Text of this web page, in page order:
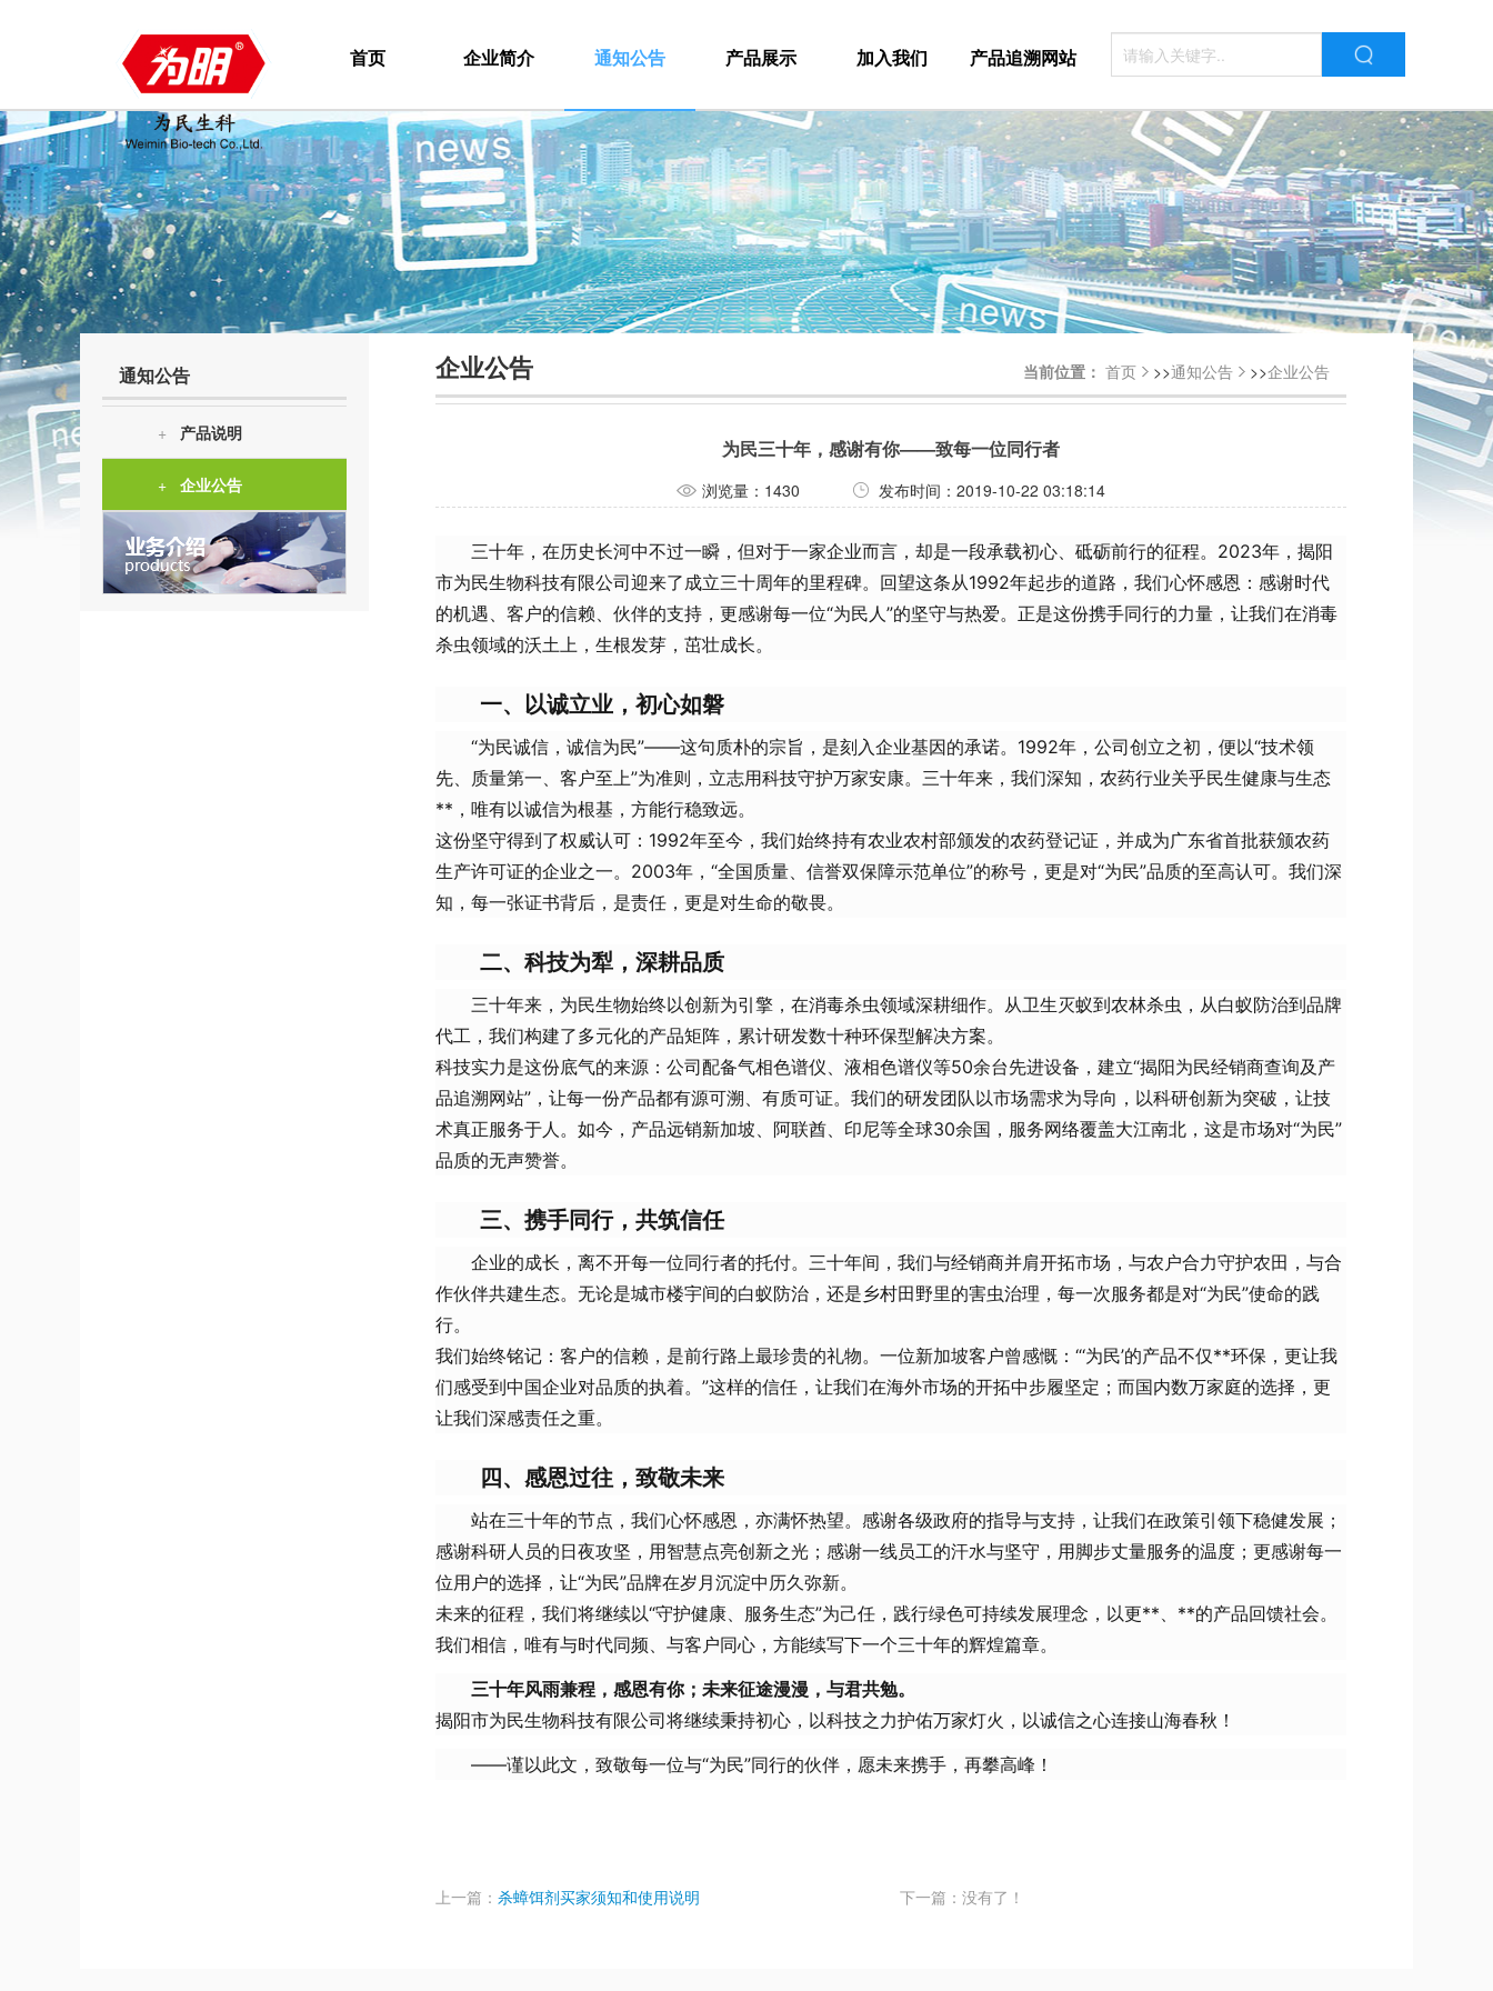
首页 企业简介 通知公告 产品展示 加入我们 产品追溯网站
通知公告
+ 产品说明
+ 企业公告
企业公告 当前位置： 首页 >>通知公告 >>企业公告
为民三十年，感谢有你——致每一位同行者​
浏览量：1430 发布时间：2019-10-22 03:18:14
三十年，在历史长河中不过一瞬，但对于一家企业而言，却是一段承载初心、砥砺前行的征程。2023年，揭阳
市为民生物科技有限公司迎来了成立三十周年的里程碑。回望这条从1992年起步的道路，我们心怀感恩：感谢时代
的机遇、客户的信赖、伙伴的支持，更感谢每一位“为民人”的坚守与热爱。正是这份携手同行的力量，让我们在消毒
杀虫领域的沃土上，生根发芽，茁壮成长。
一、以诚立业，初心如磐
“为民诚信，诚信为民”——这句质朴的宗旨，是刻入企业基因的承诺。1992年，公司创立之初，便以“技术领
先、质量第一、客户至上”为准则，立志用科技守护万家安康。三十年来，我们深知，农药行业关乎民生健康与生态
**，唯有以诚信为根基，方能行稳致远。
这份坚守得到了权威认可：1992年至今，我们始终持有农业农村部颁发的农药登记证，并成为广东省首批获颁农药
生产许可证的企业之一。2003年，“全国质量、信誉双保障示范单位”的称号，更是对“为民”品质的至高认可。我们深
知，每一张证书背后，是责任，更是对生命的敬畏。
二、科技为犁，深耕品质
三十年来，为民生物始终以创新为引擎，在消毒杀虫领域深耕细作。从卫生灭蚁到农林杀虫，从白蚁防治到品牌
代工，我们构建了多元化的产品矩阵，累计研发数十种环保型解决方案。
科技实力是这份底气的来源：公司配备气相色谱仪、液相色谱仪等50余台先进设备，建立“揭阳为民经销商查询及产
品追溯网站”，让每一份产品都有源可溯、有质可证。我们的研发团队以市场需求为导向，以科研创新为突破，让技
术真正服务于人。如今，产品远销新加坡、阿联酋、印尼等全球30余国，服务网络覆盖大江南北，这是市场对“为民”
品质的无声赞誉。
三、携手同行，共筑信任
企业的成长，离不开每一位同行者的托付。三十年间，我们与经销商并肩开拓市场，与农户合力守护农田，与合
作伙伴共建生态。无论是城市楼宇间的白蚁防治，还是乡村田野里的害虫治理，每一次服务都是对“为民”使命的践
行。
我们始终铭记：客户的信赖，是前行路上最珍贵的礼物。一位新加坡客户曾感慨：“‘为民’的产品不仅**环保，更让我
们感受到中国企业对品质的执着。”这样的信任，让我们在海外市场的开拓中步履坚定；而国内数万家庭的选择，更
让我们深感责任之重。
四、感恩过往，致敬未来
站在三十年的节点，我们心怀感恩，亦满怀热望。感谢各级政府的指导与支持，让我们在政策引领下稳健发展；
感谢科研人员的日夜攻坚，用智慧点亮创新之光；感谢一线员工的汗水与坚守，用脚步丈量服务的温度；更感谢每一
位用户的选择，让“为民”品牌在岁月沉淀中历久弥新。
未来的征程，我们将继续以“守护健康、服务生态”为己任，践行绿色可持续发展理念，以更**、**的产品回馈社会。
我们相信，唯有与时代同频、与客户同心，方能续写下一个三十年的辉煌篇章。
三十年风雨兼程，感恩有你；未来征途漫漫，与君共勉。
揭阳市为民生物科技有限公司将继续秉持初心，以科技之力护佑万家灯火，以诚信之心连接山海春秋！
——谨以此文，致敬每一位与“为民”同行的伙伴，愿未来携手，再攀高峰！
上一篇： 杀蟑饵剂买家须知和使用说明 下一篇：没有了！